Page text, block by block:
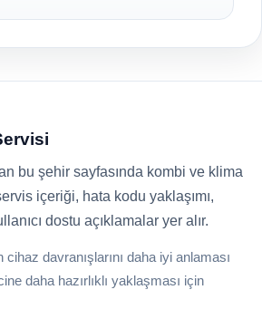
bu şehir sayfasında kombi ve klima
içeriği, hata kodu yaklaşımı,
dostu açıklamalar yer alır.
cihaz davranışlarını daha iyi anlaması
daha hazırlıklı yaklaşması için